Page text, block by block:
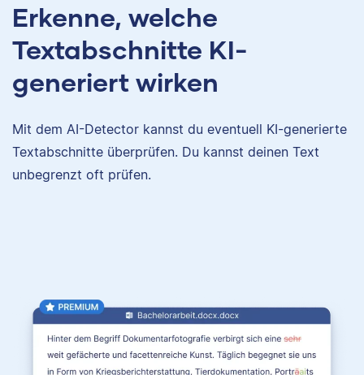
Erkenne, welche
Textabschnitte KI-
generiert wirken
Mit dem AI-Detector kannst du eventuell KI-generierte
Textabschnitte überprüfen. Du kannst deinen Text
unbegrenzt oft prüfen.